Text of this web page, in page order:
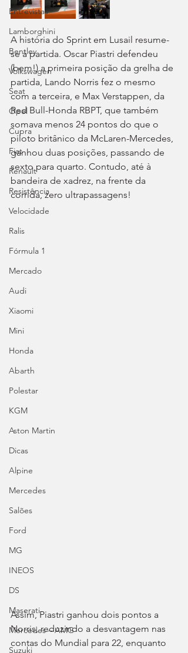
Entrevistas
Lamborghini
Bentley
Volkswagen
Seat
Opel
Cupra
Fiat
Renault
Resistência
Velocidade
Ralis
Fórmula 1
Mercado
Audi
Xiaomi
Mini
Honda
Abarth
Polestar
KGM
Aston Martin
Dicas
Alpine
Mercedes
Salões
Ford
MG
INEOS
DS
Maserati
Mercedes – AMG
Suzuki
A história do Sprint em Lusail resume-
se à partida. Oscar Piastri defendeu
(bem!) a primeira posição da grelha de
partida, Lando Norris fez o mesmo
com a terceira, e Max Verstappen, da
Red Bull-Honda RBPT, que também
somava menos 24 pontos do que o
piloto britânico da McLaren-Mercedes,
ganhou duas posições, passando de
sexto para quarto. Contudo, até à
bandeira de xadrez, na frente da
corrida, zero ultrapassagens!
Assim, Piastri ganhou dois pontos a
Norris, reduzindo a desvantagem nas
contas do Mundial para 22, enquanto